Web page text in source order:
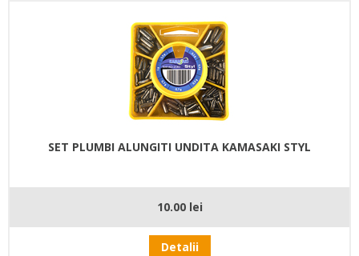
SET PLUMBI ALUNGITI UNDITA KAMASAKI STYL
10.00 lei
Detalii